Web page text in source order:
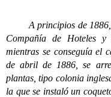
A principios de 1886,
Compañía de Hoteles
mientras se conseguía el
de abril de 1886, se
plantas, tipo colonia
la que se instaló un